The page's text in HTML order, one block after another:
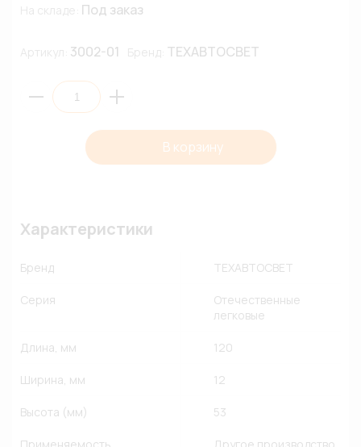
Под заказ
3002-01 ТЕХАВТОСВЕТ
В корзину
Характеристики
Бренд ТЕХАВТОСВЕТ
Серия
Отечественные
легковые
Длина, мм 120
Ширина, мм 12
Высота (мм) 53